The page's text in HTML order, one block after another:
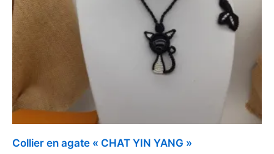
Collier en agate « CHAT YIN YANG »